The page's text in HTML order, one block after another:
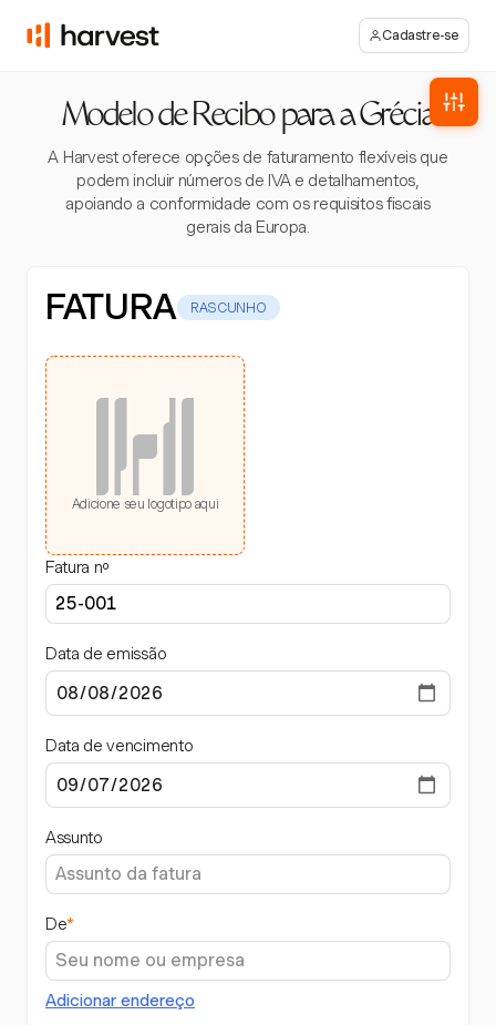
Cadastre-se
Modelo de Recibo para a Grécia
A Harvest oferece opções de faturamento flexíveis que
podem incluir números de IVA e detalhamentos,
apoiando a conformidade com os requisitos fiscais
gerais da Europa.
FATURA RASCUNHO
Adicione seu logotipo aqui
Fatura nº
Data de emissão
Data de vencimento
Assunto
De*
Adicionar endereço